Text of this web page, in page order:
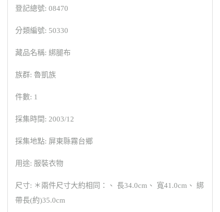
登記總號: 08470
分類編號: 50330
藏品名稱: 綁腿布
族群: 魯凱族
件數: 1
採集時間: 2003/12
採集地點: 屏東縣霧台鄉
用途: 服裝衣物
尺寸: ＊兩件尺寸大約相同：、 長34.0cm、 寬41.0cm、 綁
帶長(約)35.0cm